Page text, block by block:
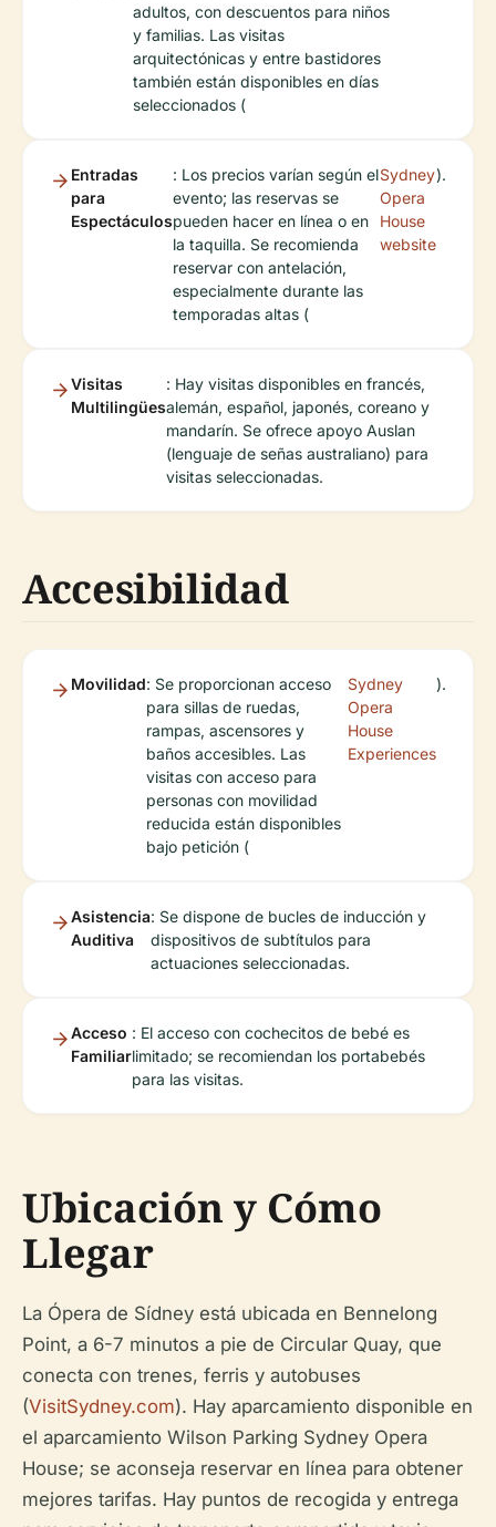
adultos, con descuentos para niños
y familias. Las visitas
arquitectónicas y entre bastidores
también están disponibles en días
seleccionados (
Entradas
para
Espectáculos
: Los precios varían según el
evento; las reservas se
pueden hacer en línea o en
la taquilla. Se recomienda
reservar con antelación,
especialmente durante las
temporadas altas (
Sydney
Opera
House
website
).
Visitas
Multilingües
: Hay visitas disponibles en francés,
alemán, español, japonés, coreano y
mandarín. Se ofrece apoyo Auslan
(lenguaje de señas australiano) para
visitas seleccionadas.
Accesibilidad
Movilidad: Se proporcionan acceso
para sillas de ruedas,
rampas, ascensores y
baños accesibles. Las
visitas con acceso para
personas con movilidad
reducida están disponibles
bajo petición (
Sydney
Opera
House
Experiences
).
Asistencia
Auditiva
: Se dispone de bucles de inducción y
dispositivos de subtítulos para
actuaciones seleccionadas.
Acceso
Familiar
: El acceso con cochecitos de bebé es
limitado; se recomiendan los portabebés
para las visitas.
Ubicación y Cómo
Llegar
La Ópera de Sídney está ubicada en Bennelong
Point, a 6-7 minutos a pie de Circular Quay, que
conecta con trenes, ferris y autobuses
(VisitSydney.com). Hay aparcamiento disponible en
el aparcamiento Wilson Parking Sydney Opera
House; se aconseja reservar en línea para obtener
mejores tarifas. Hay puntos de recogida y entrega